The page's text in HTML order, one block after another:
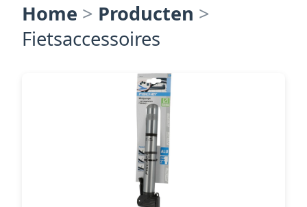
Home > Producten >
Fietsaccessoires